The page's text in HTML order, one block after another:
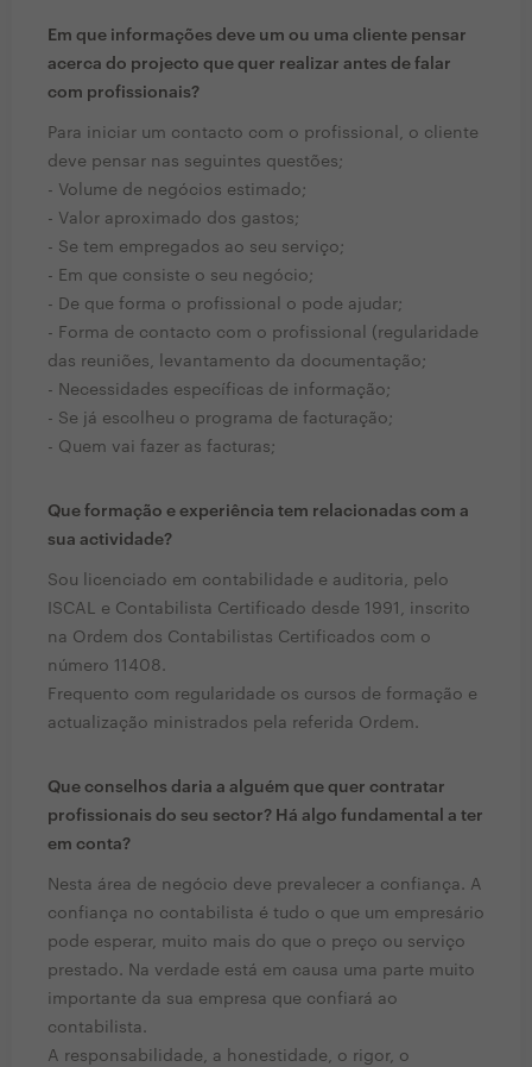
Em que informações deve um ou uma cliente pensar
acerca do projecto que quer realizar antes de falar
com profissionais?
Para iniciar um contacto com o profissional, o cliente
deve pensar nas seguintes questões;
- Volume de negócios estimado;
- Valor aproximado dos gastos;
- Se tem empregados ao seu serviço;
- Em que consiste o seu negócio;
- De que forma o profissional o pode ajudar;
- Forma de contacto com o profissional (regularidade
das reuniões, levantamento da documentação;
- Necessidades específicas de informação;
- Se já escolheu o programa de facturação;
- Quem vai fazer as facturas;
Que formação e experiência tem relacionadas com a
sua actividade?
Sou licenciado em contabilidade e auditoria, pelo
ISCAL e Contabilista Certificado desde 1991, inscrito
na Ordem dos Contabilistas Certificados com o
número 11408.
Frequento com regularidade os cursos de formação e
actualização ministrados pela referida Ordem.
Que conselhos daria a alguém que quer contratar
profissionais do seu sector? Há algo fundamental a ter
em conta?
Nesta área de negócio deve prevalecer a confiança. A
confiança no contabilista é tudo o que um empresário
pode esperar, muito mais do que o preço ou serviço
prestado. Na verdade está em causa uma parte muito
importante da sua empresa que confiará ao
contabilista.
A responsabilidade, a honestidade, o rigor, o